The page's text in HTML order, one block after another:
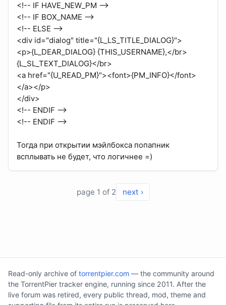
<!-- IF HAVE_NEW_PM -->
<!-- IF BOX_NAME -->
<!-- ELSE -->
<div id="dialog" title="{L_LS_TITLE_DIALOG}">
<p>{L_DEAR_DIALOG} {THIS_USERNAME},</br>
{L_SL_TEXT_DIALOG}</br>
<a href="{U_READ_PM}"><font>{PM_INFO}</font>
</a></p>
</div>
<!-- ENDIF -->
<!-- ENDIF -->
Тогда при открытии мэйлбокса попапник
всплывать не будет, что логичнее =)
page 1 of 2 next ›
Read-only archive of torrentpier.com — the community around
the TorrentPier tracker engine, running since 2011. After the
live forum was retired, every public thread, mod, theme and